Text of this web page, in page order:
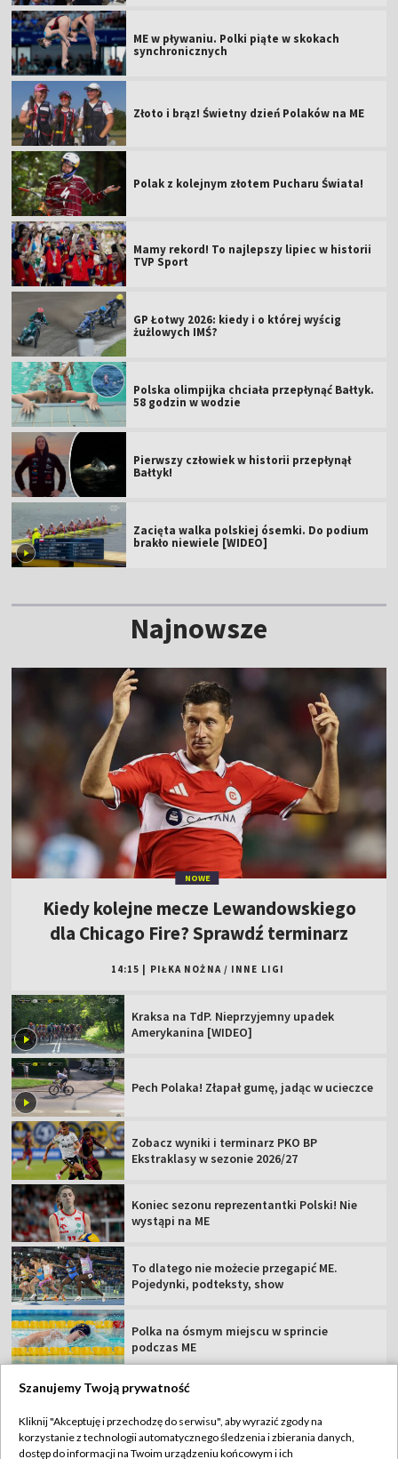
ME w pływaniu. Polki piąte w skokach
synchronicznych
Złoto i brąz! Świetny dzień Polaków na ME
Polak z kolejnym złotem Pucharu Świata!
Mamy rekord! To najlepszy lipiec w historii
TVP Sport
GP Łotwy 2026: kiedy i o której wyścig
żużlowych IMŚ?
Polska olimpijka chciała przepłynąć Bałtyk.
58 godzin w wodzie
Pierwszy człowiek w historii przepłynął
Bałtyk!
Zacięta walka polskiej ósemki. Do podium
brakło niewiele [WIDEO]
Najnowsze
NOWE
Kiedy kolejne mecze Lewandowskiego
dla Chicago Fire? Sprawdź terminarz
14:15 PIŁKA NOŻNA / INNE LIGI
Kraksa na TdP. Nieprzyjemny upadek
Amerykanina [WIDEO]
Pech Polaka! Złapał gumę, jadąc w ucieczce
Zobacz wyniki i terminarz PKO BP
Ekstraklasy w sezonie 2026/27
Koniec sezonu reprezentantki Polski! Nie
wystąpi na ME
To dlatego nie możecie przegapić ME.
Pojedynki, podteksty, show
Polka na ósmym miejscu w sprincie
podczas ME
TVP
Szanujemy Twoją prywatność
Kliknij "Akceptuję i przechodzę do serwisu", aby wyrazić zgody na
korzystanie z technologii automatycznego śledzenia i zbierania danych,
dostęp do informacji na Twoim urządzeniu końcowym i ich